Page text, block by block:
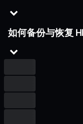
如何备份与恢复